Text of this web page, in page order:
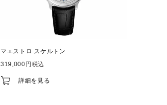
マエストロ スケルトン
319,000
税込
詳細を見る